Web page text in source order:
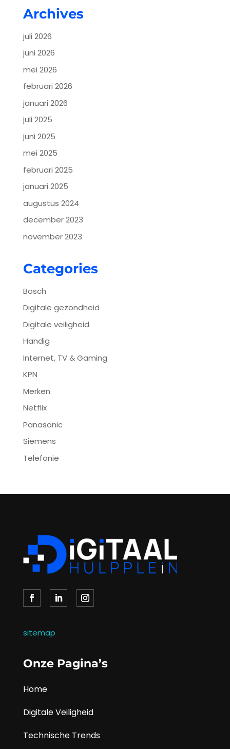
Archives
juli 2026
juni 2026
mei 2026
februari 2026
januari 2026
juli 2025
juni 2025
mei 2025
februari 2025
januari 2025
augustus 2024
december 2023
november 2023
Categories
Bosch
Digitale gezondheid
Digitale veiligheid
Handig
Internet, TV & Gaming
KPN
Merken
Netflix
Panasonic
Siemens
Telefonie
sitemap
Onze Pagina’s
Home
Digitale Veiligheid
Technische Trends